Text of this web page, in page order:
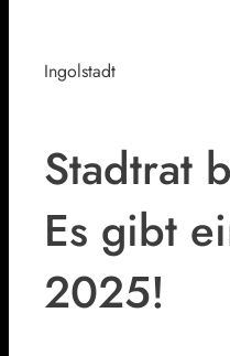
Ingolstadt
Stadtrat
Es gibt
2025!